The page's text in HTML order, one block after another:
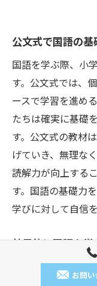
公文式で国語の
国語を学ぶ際、小
す。公文式では、
ースで学習を進め
たちは確実に基礎
す。公文式の教材
げていき、無理な
読解力が向上する
す。国語の基礎力
学びに対して自信
効果的に国語を
公文式を活用する
お問